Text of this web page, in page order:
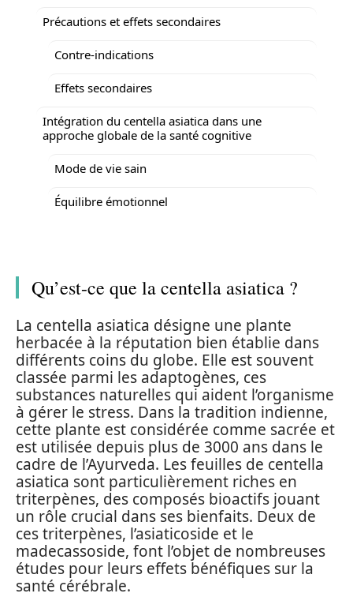
Précautions et effets secondaires
Contre-indications
Effets secondaires
Intégration du centella asiatica dans une
approche globale de la santé cognitive
Mode de vie sain
Équilibre émotionnel
Qu’est-ce que la centella asiatica ?
La centella asiatica désigne une plante
herbacée à la réputation bien établie dans
différents coins du globe. Elle est souvent
classée parmi les adaptogènes, ces
substances naturelles qui aident l’organisme
à gérer le stress. Dans la tradition indienne,
cette plante est considérée comme sacrée et
est utilisée depuis plus de 3000 ans dans le
cadre de l’Ayurveda. Les feuilles de centella
asiatica sont particulièrement riches en
triterpènes, des composés bioactifs jouant
un rôle crucial dans ses bienfaits. Deux de
ces triterpènes, l’asiaticoside et le
madecassoside, font l’objet de nombreuses
études pour leurs effets bénéfiques sur la
santé cérébrale.